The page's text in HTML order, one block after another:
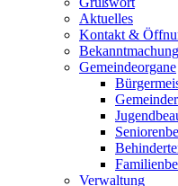
Aktuelles
Kontakt &
Gemeindeorgane
Verwaltung